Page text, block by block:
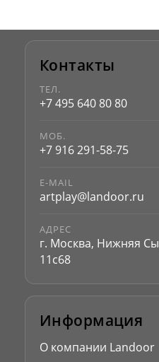
Контакты
ТЕЛ.
+7 495 640 80 80
МОБ.
+7 916 291-58-75
E-MAIL
artplay@landoor.ru
АДРЕС
г. Москва, Нижняя
11с68
Информация
О компании Landoor